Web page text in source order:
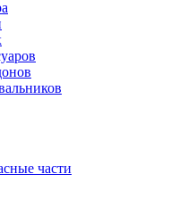
части